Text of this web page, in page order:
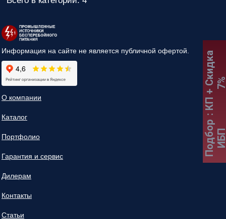
Информация на сайте не является публичной офертой.
О компании
Каталог
Портфолио
Гарантия и сервис
Дилерам
Контакты
Статьи
Подбор
:
К
П
+
С
к
и
д
к
а
7